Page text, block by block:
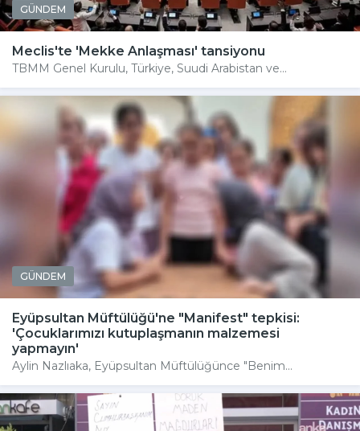
GÜNDEM
Meclis'te 'Mekke Anlaşması' tansiyonu
TBMM Genel Kurulu, Türkiye, Suudi Arabistan ve...
GÜNDEM
Eyüpsultan Müftülüğü'ne "Manifest" tepkisi:
'Çocuklarımızı kutuplaşmanın malzemesi
yapmayın'
Aylin Nazlıaka, Eyüpsultan Müftülüğünce "Benim...